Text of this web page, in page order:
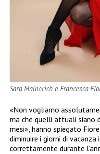
Sara Malnerich e Francesca
«Non vogliamo
ma che quelli attuali siano
mesi», hanno spiegato
diminuire i giorni di
correttamente durante